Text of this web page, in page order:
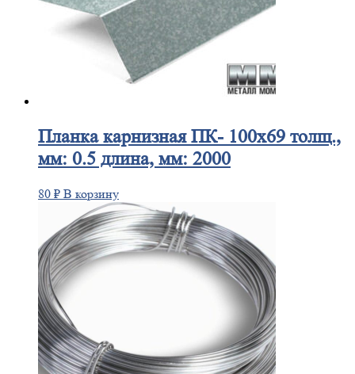
Планкакарнизная ПК- 100х69 толщ.,
мм: 0.5 длина, мм: 2000
80 ₽ В корзину